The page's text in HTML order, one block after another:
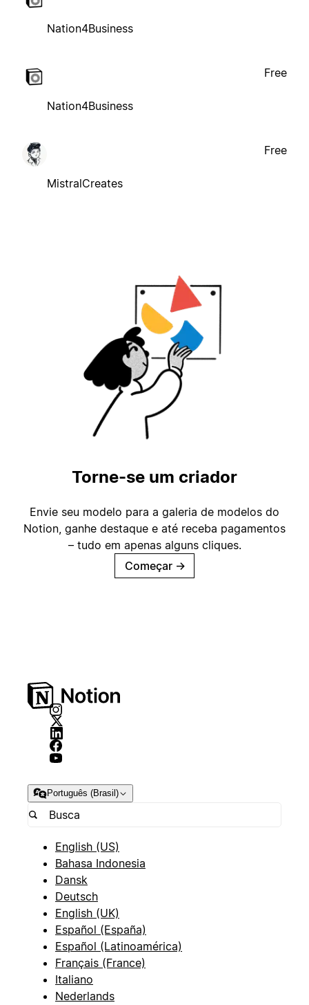
Nation4Business
Nation4Business
Free
MistralCreates
Free
Torne-se um criador
Envie seu modelo para a galeria de modelos do
Notion, ganhe destaque e até receba pagamentos
– tudo em apenas alguns cliques.
Começar →
Português (Brasil)
English (US)
Bahasa Indonesia
Dansk
Deutsch
English (UK)
Español (España)
Español (Latinoamérica)
Français (France)
Italiano
Nederlands